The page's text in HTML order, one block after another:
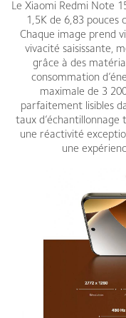
Le Xiaomi Redmi Note
1,5K de 6,83 pouces
Chaque image prend
vivacité saisissante,
grâce à des
consommation
maximale de 3
parfaitement lisibles
taux
une réactivité
une